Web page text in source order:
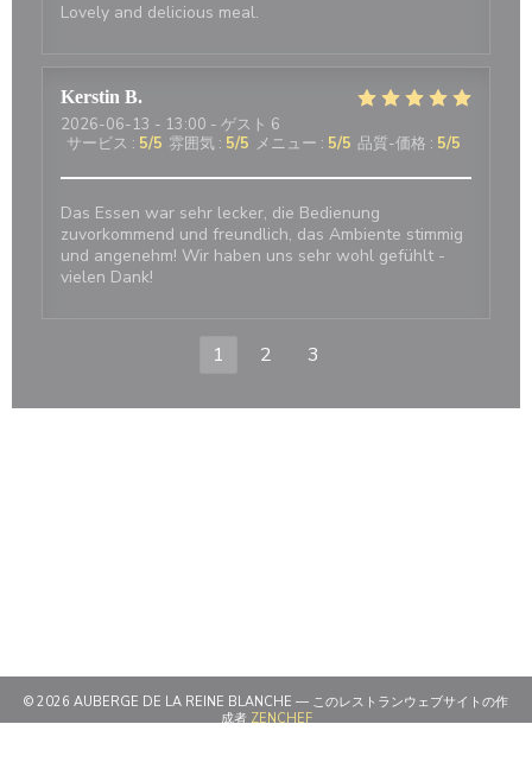
Lovely and delicious meal.
Kerstin B
2026-06-13 - 13:00 - ゲスト 6
サービス : 5/5 雰囲気 : 5/5 メニュー : 5/5 品質-価格 : 5/5
Das Essen war sehr lecker, die Bedienung
zuvorkommend und freundlich, das Ambiente stimmig
und angenehm! Wir haben uns sehr wohl gefühlt -
vielen Dank!
1 2 3
© 2026 AUBERGE DE LA REINE BLANCHE — このレストランウェブサイトの作
成者ZENCHEF((新しいウィンドウで開きます))